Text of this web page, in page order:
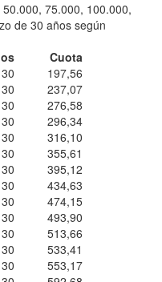
75.000, 100.000,
de 30 años según
Cuota
30
197,56
30
237,07
30
276,58
30
296,34
30
316,10
30
355,61
30
395,12
30
434,63
30
474,15
30
493,90
30
513,66
30
533,41
30
553,17